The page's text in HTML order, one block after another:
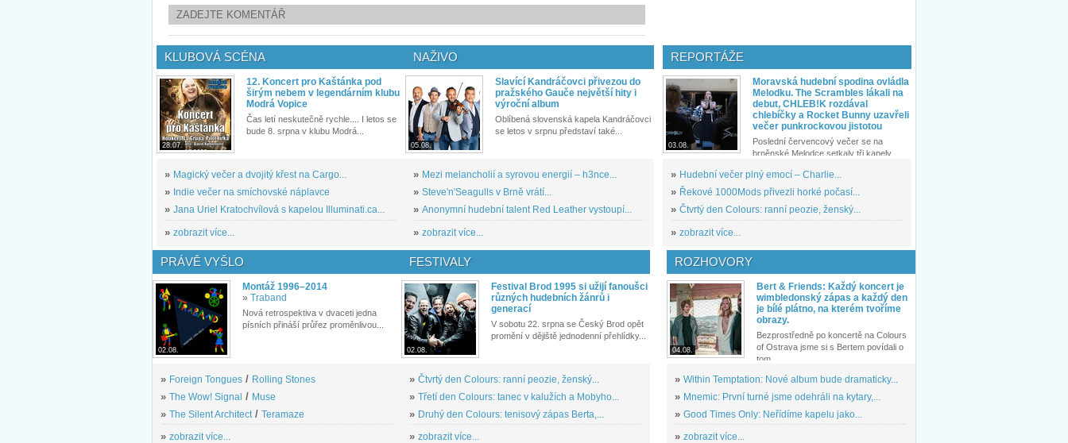
ZADEJTE KOMENTÁŘ
KLUBOVÁ SCÉNA
28.07.
12. Koncert pro Kaštánka pod
širým nebem v legendárním klubu
Modrá Vopice
Čas letí neskutečně rychle.... I letos se
bude 8. srpna v klubu Modrá...
» Magický večer a dvojitý křest na Cargo...
» Indie večer na smíchovské náplavce
» Jana Uriel Kratochvílová s kapelou Illuminati.ca...
» zobrazit více...
NAŽIVO
05.08.
Slavící Kandráčovci přivezou do
pražského Gauče největší hity i
výroční album
Oblíbená slovenská kapela Kandráčovci
se letos v srpnu představí také...
» Mezi melancholií a syrovou energií – h3nce...
» Steve'n'Seagulls v Brně vrátí...
» Anonymní hudební talent Red Leather vystoupí...
» zobrazit více...
REPORTÁŽE
03.08.
Moravská hudební spodina ovládla
Melodku. The Scrambles lákali na
debut, CHLEB!K rozdával
chlebíčky a Rocket Bunny uzavřeli
večer punkrockovou jistotou
Poslední červencový večer se na
brněnské Melodce setkaly tři kapely...
» Hudební večer plný emocí – Charlie...
» Řekové 1000Mods přivezli horké počasí...
» Čtvrtý den Colours: ranní peozie, ženský...
» zobrazit více...
PRÁVĚ VYŠLO
02.08.
Montáž 1996–2014
» Traband
Nová retrospektiva v dvaceti jedna
písních přináší průřez proměnlivou...
» Foreign Tongues / Rolling Stones
» The Wow! Signal / Muse
» The Silent Architect / Teramaze
» zobrazit více...
FESTIVALY
02.08.
Festival Brod 1995 si užijí fanoušci
různých hudebních žánrů i
generací
V sobotu 22. srpna se Český Brod opět
promění v dějiště jednodenní přehlídky...
» Čtvrtý den Colours: ranní peozie, ženský...
» Třetí den Colours: tanec v kalužích a Mobyho...
» Druhý den Colours: tenisový zápas Berta,...
» zobrazit více...
ROZHOVORY
04.08.
Bert & Friends: Každý koncert je
wimbledonský zápas a každý den
je bílé plátno, na kterém tvoříme
obrazy.
Bezprostředně po koncertě na Colours
of Ostrava jsme si s Bertem povídali o
tom,...
» Within Temptation: Nové album bude dramaticky...
» Mnemic: První turné jsme odehráli na kytary,...
» Good Times Only: Neřídíme kapelu jako...
» zobrazit více...